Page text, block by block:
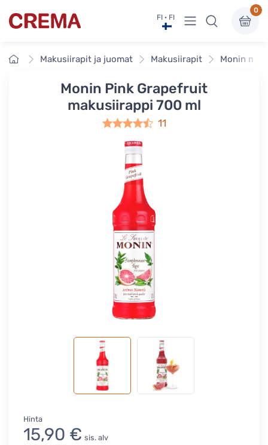
Crema FI · FI Näytä valikko
0
EtusivuMakusiirapit ja juomat Makusiirapit Monin
Monin Pink Grapefruit
makusiirappi 700 ml
11
Hinta
15,90 € sis. alv